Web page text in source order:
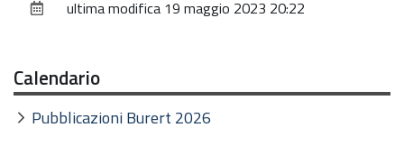
documentoultima modifica 19 maggio 2023 20:22
Calendario
Pubblicazioni Burert 2026